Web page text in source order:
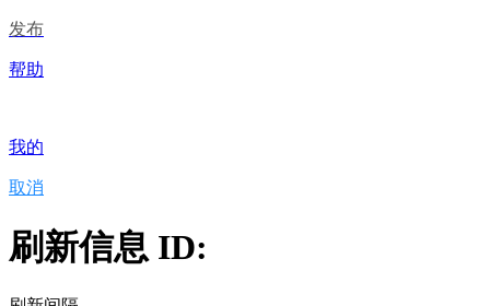
发布
帮助
我的
取消
刷新信息 ID: